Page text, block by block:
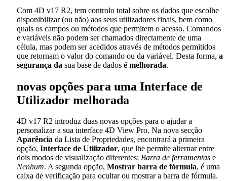
Com 4D v17 R2, tem controlo total sobre os dados que escolhe
disponibilizar (ou não) aos seus utilizadores finais, bem como
quais os campos ou métodos que permitem o acesso. Comandos
e variáveis não podem ser chamados directamente de uma
célula, mas podem ser acedidos através de métodos permitidos
que retornam o valor do comando ou da variável. Desta forma, a
segurança da sua base de dados é melhorada.
novas opções para uma Interface de
Utilizador melhorada
4D v17 R2 introduz duas novas opções para o ajudar a
personalizar a sua interface 4D View Pro. Na nova secção
Aparência da Lista de Propriedades, encontrará a primeira
opção, Interface de Utilizador, que lhe permite alternar entre
dois modos de visualização diferentes: Barra de ferramentas e
Nenhum. A segunda opção, Mostrar barra de fórmula, é uma
caixa de verificação para ocultar ou mostrar a barra de fórmula.